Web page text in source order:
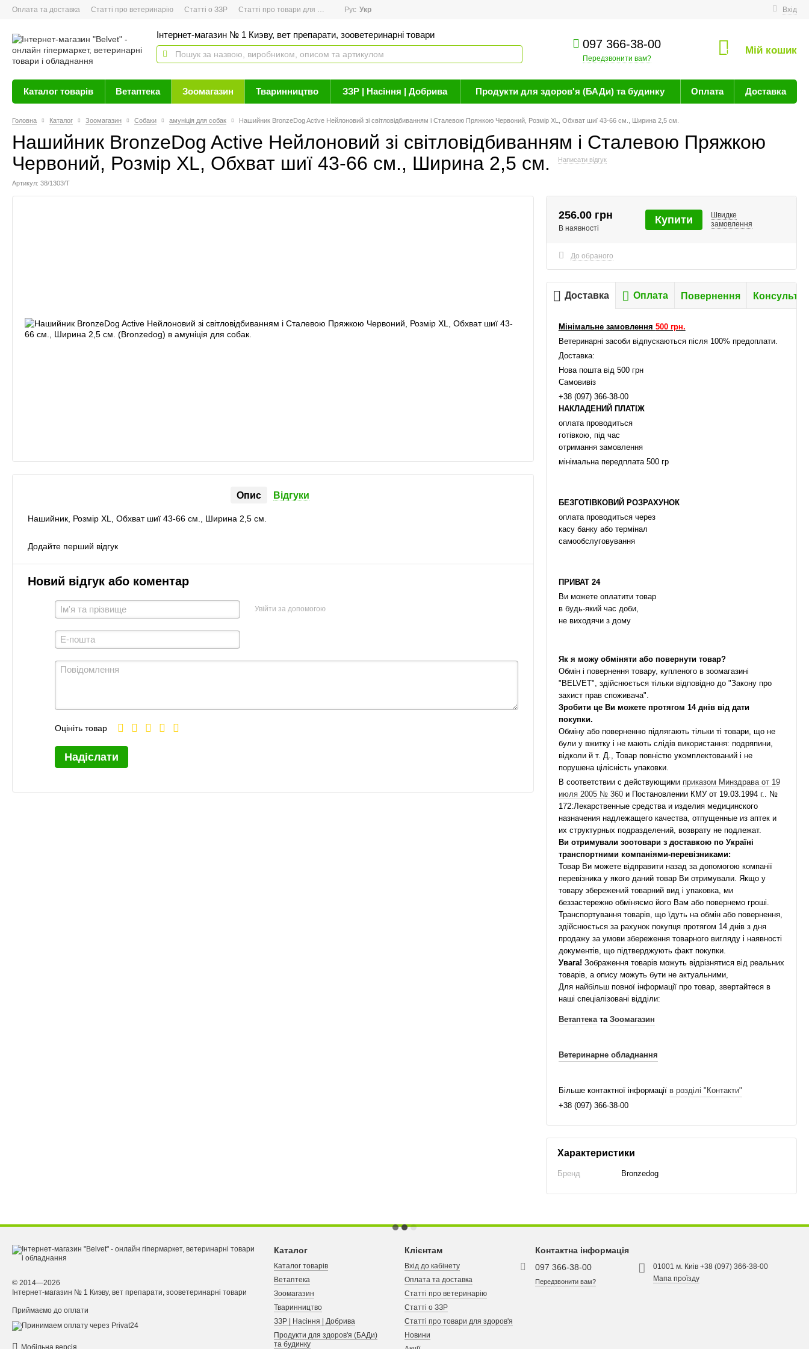
Оплата та доставка Статті про ветеринарію Статті о ЗЗР Статті про товари для здоров'я Новини Вхід
Рус Укр
Інтернет-магазин № 1 Киэву, вет препарати, зооветеринарні товари
097 366-38-00
Передзвонити вам?
0 Мій кошик
Каталог товарів Ветаптека Зоомагазин Тваринництво ЗЗР | Насіння | Добрива Продукти для здоров'я (БАДи) та будинку Оплата Доставка
Головна Каталог Зоомагазин Собаки амуніція для собак Нашийник BronzeDog Active Нейлоновий зі світловідбиванням і Сталевою Пряжкою Червоний, Розмір XL, Обхват шиї 43-66 см., Ширина 2,5 см.
Нашийник BronzeDog Active Нейлоновий зі світловідбиванням і Сталевою Пряжкою
Червоний, Розмір XL, Обхват шиї 43-66 см., Ширина 2,5 см.
Написати відгук
Артикул: 38/1303/Т
Опис Відгуки
Нашийник, Розмір XL, Обхват шиї 43-66 см., Ширина 2,5 см.
Додайте перший відгук
Новий відгук або коментар
Увійти за допомогою
Оцініть товар
Надіслати
256.00 грн
В наявності
Купити
Швидке
замовлення
До обраного
Доставка Оплата Повернення
Мінімальне замовлення 500 грн.
Ветеринарні засоби відпускаються після 100% предоплати.
Доставка:
Нова пошта від 500 грн
Самовивіз
+38 (097) 366-38-00
НАКЛАДЕНИЙ ПЛАТІЖ
оплата проводиться
готівкою, під час
отримання замовлення
мінімальна передплата 500 гр
БЕЗГОТІВКОВИЙ РОЗРАХУНОК
оплата проводиться через
касу банку або термінал
самообслуговування
ПРИВАТ 24
Ви можете оплатити товар
в будь-який час доби,
не виходячи з дому
Як я можу обміняти або повернути товар?
Обмін і повернення товару, купленого в зоомагазині
"BELVET", здійснюється тільки відповідно до "Закону про
захист прав споживача".
Зробити це Ви можете протягом 14 днів від дати
покупки.
Обміну або поверненню підлягають тільки ті товари, що не
були у вжитку і не мають слідів використання: подряпини,
відколи й т. Д., Товар повністю укомплектований і не
порушена цілісність упаковки.
В соответствии с действующими приказом Минздрава от 19
июля 2005 № 360и Постановлении КМУ от 19.03.1994 г.. №
172:Лекарственные средства и изделия медицинского
назначения надлежащего качества, отпущенные из аптек и
их структурных подразделений, возврату не подлежат.
Ви отримували зоотовари з доставкою по Україні
транспортними компаніями-перевізниками:
Товар Ви можете відправити назад за допомогою компанії
перевізника у якого даний товар Ви отримували. Якщо у
товару збережений товарний вид і упаковка, ми
беззастережно обміняємо його Вам або повернемо гроші.
Транспортування товарів, що їдуть на обмін або повернення,
здійснюється за рахунок покупця протягом 14 днів з дня
продажу за умови збереження товарного вигляду і наявності
документів, що підтверджують факт покупки.
Увага! Зображення товарів можуть відрізнятися від реальних
товарів, а опису можуть бути не актуальними,
Для найбільш повної інформації про товар, звертайтеся в
наші спеціалізовані відділи:
Ветаптеката Зоомагазин
Ветеринарне обладнання
Більше контактної інформації в розділі "Контакти"
+38 (097) 366-38-00
Характеристики
Бренд Bronzedog
© 2014—2026
Інтернет-магазин № 1 Киэву, вет препарати, зооветеринарні товари
Приймаємо до оплати
Каталог
Каталог товарів
Ветаптека
Зоомагазин
Тваринництво
ЗЗР | Насіння | Добрива
Продукти для здоров'я (БАДи)
та будинку
Клієнтам
Вхід до кабінету
Оплата та доставка
Статті про ветеринарію
Статті о ЗЗР
Статті про товари для здоров'я
Новини
Контактна інформація
097 366-38-00
Передзвонити вам?
01001 м. Киів +38 (097) 366-38-00
Мапа проїзду